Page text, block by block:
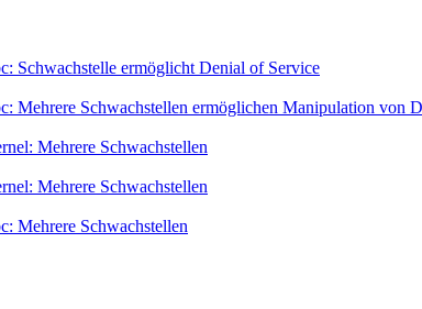
Schwachstelle ermöglicht Denial of Service
Mehrere Schwachstellen ermöglichen Manipulation von
Mehrere Schwachstellen
Mehrere Schwachstellen
Mehrere Schwachstellen